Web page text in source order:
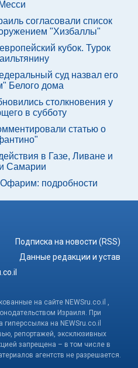
согласовали список
"Хизбаллы"
кубок. Турок
суд назвал его
Белого дома
столкновения у
в субботу
статью о
в Газе, Ливане и
Самарии
подробности
Подписка на новости (RSS)
Данные редакции и устав
на сайте NEWSru.co.il ,
Израиля. При
на NEWSru.co.il
репортажей, эксклюзивных
запрещена – в том числе в
агентств не разрешается.